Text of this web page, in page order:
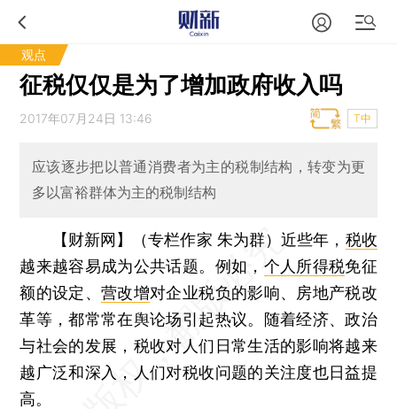
观点
征税仅仅是为了增加政府收入吗
2017年07月24日 13:46 T中
应该逐步把以普通消费者为主的税制结构，转变为更
多以富裕群体为主的税制结构
【财新网】（专栏作家 朱为群）近些年， 税收
越来越容易成为公共话题。例如， 个人所得税免征
额的设定、营改增对企业税负的影响、房地产税改
革等，都常常在舆论场引起热议。随着经济、政治
与社会的发展，税收对人们日常生活的影响将越来
越广泛和深入，人们对税收问题的关注度也日益提
高。